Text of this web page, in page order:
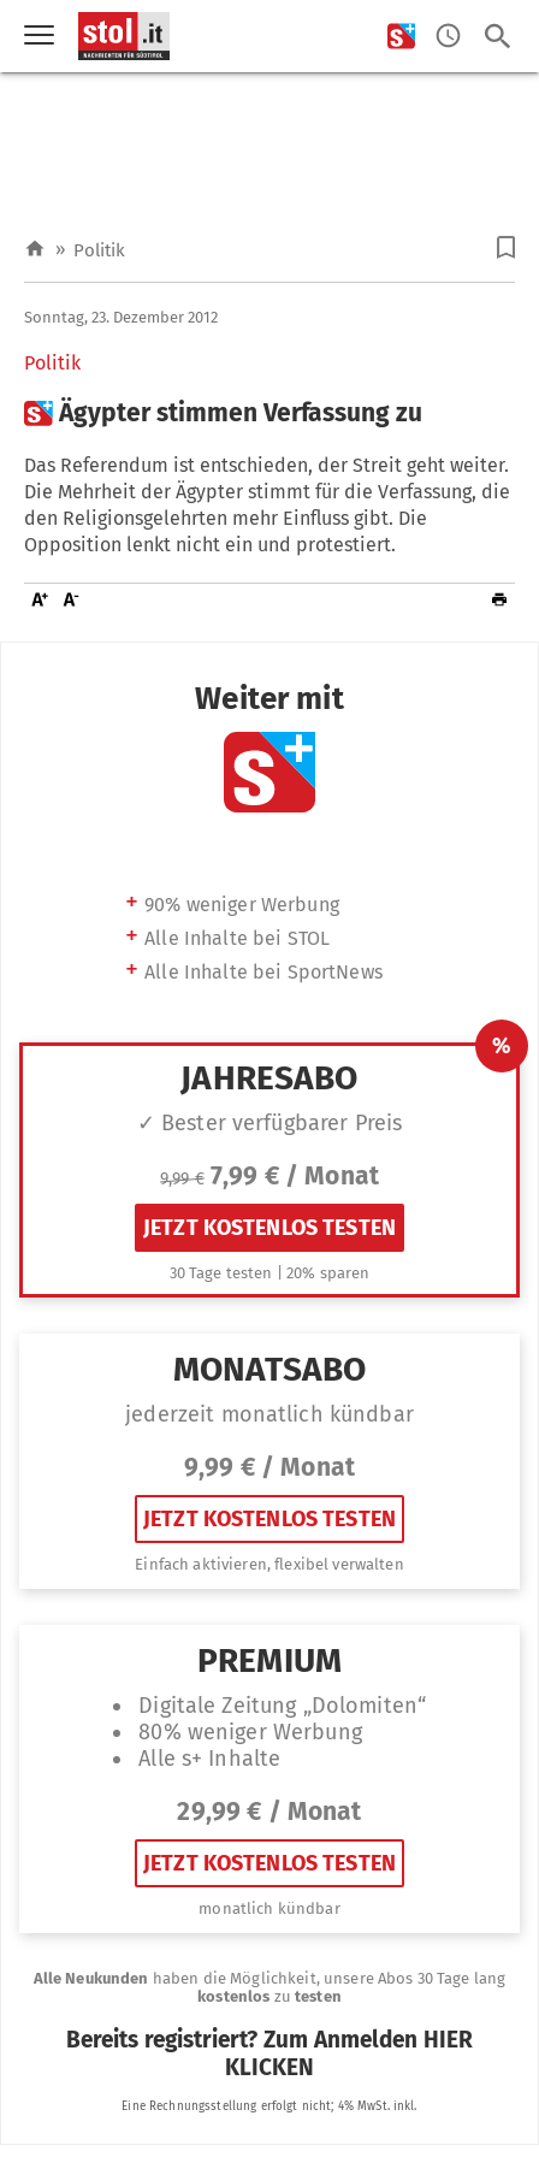
» Politik
Politik
Sonntag, 23. Dezember 2012
Ägypter stimmen Verfassung zu
Das Referendum ist entschieden, der Streit geht weiter.
Die Mehrheit der Ägypter stimmt für die Verfassung, die
den Religionsgelehrten mehr Einfluss gibt. Die
Opposition lenkt nicht ein und protestiert.